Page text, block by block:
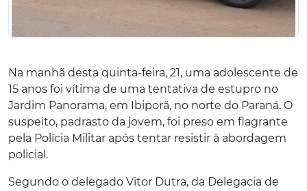
Na manhã desta quinta-feira, 21, uma adolescente de
15 anos foi vítima de uma tentativa de estupro no
Jardim Panorama, em Ibiporã, no norte do Paraná. O
suspeito, padrasto da jovem, foi preso em flagrante
pela Polícia Militar após tentar resistir à abordagem
policial.
Segundo o delegado Vitor Dutra, da Delegacia de